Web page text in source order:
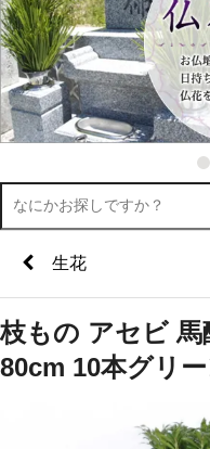
生花
枝もの アセビ 馬
80cm 10本グリ